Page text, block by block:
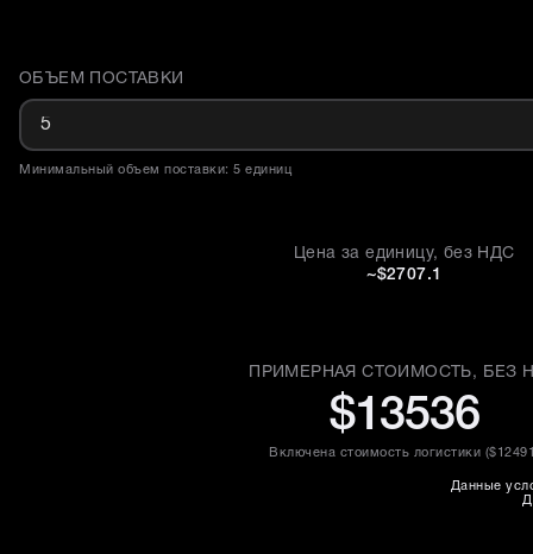
Доставка и объем поставки
ОБЪЕМ ПОСТАВКИ
Минимальный объем поставки: 5 единиц
Цена за единицу, без НДС
~$2707.1
ПРИМЕРНАЯ СТОИМОСТЬ, БЕЗ
$13536
Включена стоимость логистики ($12491
Данные